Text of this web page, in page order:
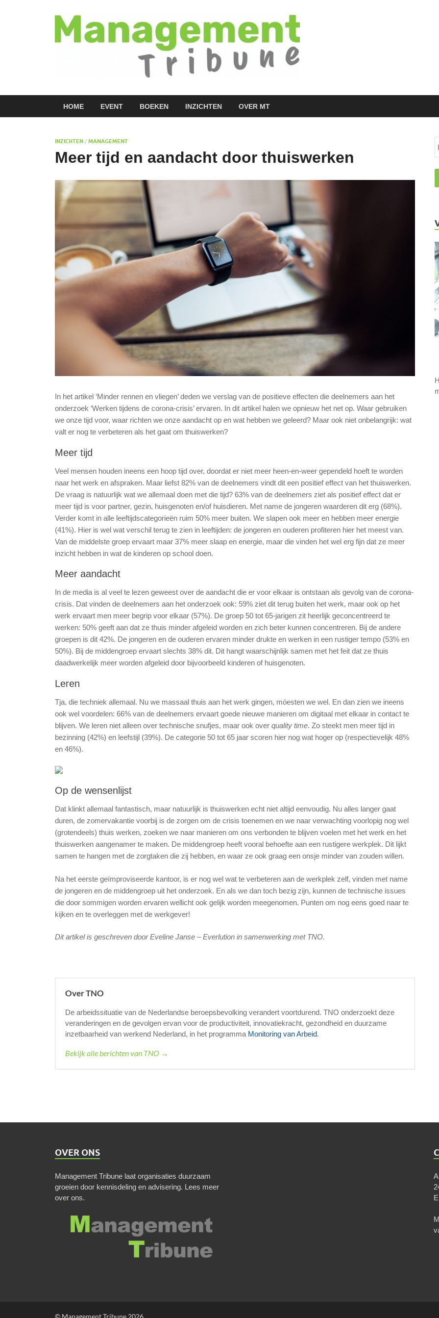
HOME EVENT BOEKEN INZICHTEN OVER MT
INZICHTEN / MANAGEMENT
Meer tijd en aandacht door thuiswerken
In het artikel ‘Minder rennen en vliegen’ deden we verslag van de positieve effecten die deelnemers aan het
onderzoek ‘Werken tijdens de corona-crisis’ ervaren. In dit artikel halen we opnieuw het net op. Waar gebruiken
we onze tijd voor, waar richten we onze aandacht op en wat hebben we geleerd? Maar ook niet onbelangrijk: wat
valt er nog te verbeteren als het gaat om thuiswerken?
Meer tijd
Veel mensen houden ineens een hoop tijd over, doordat er niet meer heen-en-weer gependeld hoeft te worden
naar het werk en afspraken. Maar liefst 82% van de deelnemers vindt dit een positief effect van het thuiswerken.
De vraag is natuurlijk wat we allemaal doen met die tijd? 63% van de deelnemers ziet als positief effect dat er
meer tijd is voor partner, gezin, huisgenoten en/of huisdieren. Met name de jongeren waarderen dit erg (68%).
Verder komt in alle leeftijdscategorieën ruim 50% meer buiten. We slapen ook meer en hebben meer energie
(41%). Hier is wel wat verschil terug te zien in leeftijden: de jongeren en ouderen profiteren hier het meest van.
Van de middelste groep ervaart maar 37% meer slaap en energie, maar die vinden het wel erg fijn dat ze meer
inzicht hebben in wat de kinderen op school doen.
Meer aandacht
In de media is al veel te lezen geweest over de aandacht die er voor elkaar is ontstaan als gevolg van de corona-
crisis. Dat vinden de deelnemers aan het onderzoek ook: 59% ziet dit terug buiten het werk, maar ook op het
werk ervaart men meer begrip voor elkaar (57%). De groep 50 tot 65-jarigen zit heerlijk geconcentreerd te
werken: 50% geeft aan dat ze thuis minder afgeleid worden en zich beter kunnen concentreren. Bij de andere
groepen is dit 42%. De jongeren en de ouderen ervaren minder drukte en werken in een rustiger tempo (53% en
50%). Bij de middengroep ervaart slechts 38% dit. Dit hangt waarschijnlijk samen met het feit dat ze thuis
daadwerkelijk meer worden afgeleid door bijvoorbeeld kinderen of huisgenoten.
Leren
Tja, die techniek allemaal. Nu we massaal thuis aan het werk gingen, móesten we wel. En dan zien we ineens
ook wel voordelen: 66% van de deelnemers ervaart goede nieuwe manieren om digitaal met elkaar in contact te
blijven. We leren niet alleen over technische snufjes, maar ook over quality time. Zo steekt men meer tijd in
bezinning (42%) en leefstijl (39%). De categorie 50 tot 65 jaar scoren hier nog wat hoger op (respectievelijk 48%
en 46%).
Op de wensenlijst
Dat klinkt allemaal fantastisch, maar natuurlijk is thuiswerken echt niet altijd eenvoudig. Nu alles langer gaat
duren, de zomervakantie voorbij is de zorgen om de crisis toenemen en we naar verwachting voorlopig nog wel
(grotendeels) thuis werken, zoeken we naar manieren om ons verbonden te blijven voelen met het werk en het
thuiswerken aangenamer te maken. De middengroep heeft vooral behoefte aan een rustigere werkplek. Dit lijkt
samen te hangen met de zorgtaken die zij hebben, en waar ze ook graag een onsje minder van zouden willen.
Na het eerste geïmproviseerde kantoor, is er nog wel wat te verbeteren aan de werkplek zelf, vinden met name
de jongeren en de middengroep uit het onderzoek. En als we dan toch bezig zijn, kunnen de technische issues
die door sommigen worden ervaren wellicht ook gelijk worden meegenomen. Punten om nog eens goed naar te
kijken en te overleggen met de werkgever!
Dit artikel is geschreven door Eveline Janse – Everlution in samenwerking met TNO.
Over TNO
De arbeidssituatie van de Nederlandse beroepsbevolking verandert voortdurend. TNO onderzoekt deze
veranderingen en de gevolgen ervan voor de productiviteit, innovatiekracht, gezondheid en duurzame
inzetbaarheid van werkend Nederland, in het programma Monitoring van Arbeid.
Bekijk alle berichten van TNO →
OVER ONS
Management Tribune laat organisaties duurzaam
groeien door kennisdeling en advisering. Lees meer
over ons.
E